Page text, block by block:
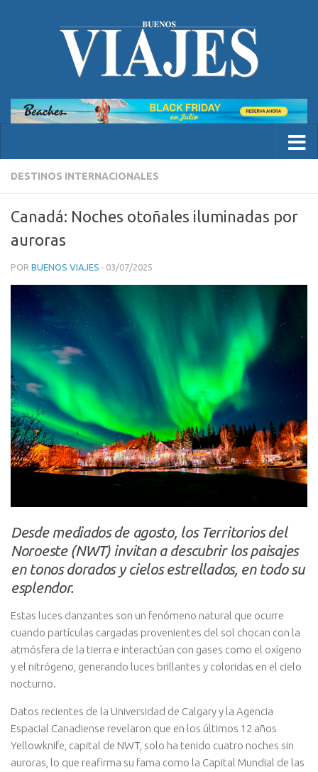
DESTINOS INTERNACIONALES
Canadá: Noches otoñales iluminadas por
auroras
POR BUENOS VIAJES · 03/07/2025
Desde mediados de agosto, los Territorios del
Noroeste (NWT) invitan a descubrir los paisajes
en tonos dorados y cielos estrellados, en todo su
esplendor.
Estas luces danzantes son un fenómeno natural que ocurre
cuando partículas cargadas provenientes del sol chocan con la
atmósfera de la tierra e interactúan con gases como el oxígeno
y el nitrógeno, generando luces brillantes y coloridas en el cielo
nocturno.
Datos recientes de la Universidad de Calgary y la Agencia
Espacial Canadiense revelaron que en los últimos 12 años
Yellowknife, capital de NWT, solo ha tenido cuatro noches sin
auroras, lo que reafirma su fama como la Capital Mundial de las